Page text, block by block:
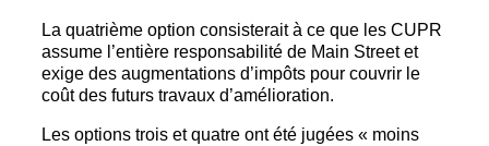
La quatrième option consisterait à ce que les CUPR
assume l’entière responsabilité de Main Street et
exige des augmentations d’impôts pour couvrir le
coût des futurs travaux d’amélioration.
Les options trois et quatre ont été jugées « moins